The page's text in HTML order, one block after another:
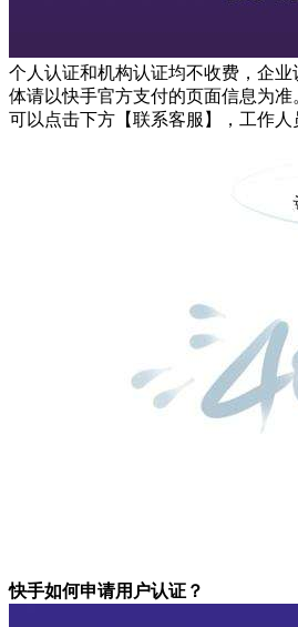
个人认证和机构认证均不收费，企业
体请以快手官方支付的页面信息为
可以点击下方【联系客服】，工作人
快手如何申请用户认证？